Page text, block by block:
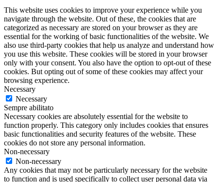
This website uses cookies to improve your experience while you
navigate through the website. Out of these, the cookies that are
categorized as necessary are stored on your browser as they are
essential for the working of basic functionalities of the website. We
also use third-party cookies that help us analyze and understand how
you use this website. These cookies will be stored in your browser
only with your consent. You also have the option to opt-out of these
cookies. But opting out of some of these cookies may affect your
browsing experience.
Necessary
Necessary
Sempre abilitato
Necessary cookies are absolutely essential for the website to
function properly. This category only includes cookies that ensures
basic functionalities and security features of the website. These
cookies do not store any personal information.
Non-necessary
Non-necessary
Any cookies that may not be particularly necessary for the website
to function and is used specifically to collect user personal data via